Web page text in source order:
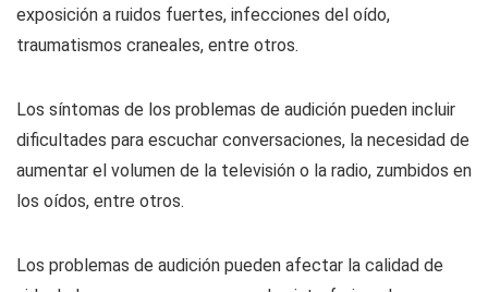
exposición a ruidos fuertes, infecciones del oído,
traumatismos craneales, entre otros.
Los síntomas de los problemas de audición pueden incluir
dificultades para escuchar conversaciones, la necesidad de
aumentar el volumen de la televisión o la radio, zumbidos en
los oídos, entre otros.
Los problemas de audición pueden afectar la calidad de